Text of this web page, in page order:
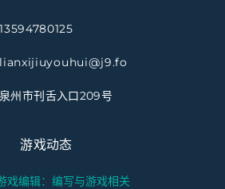
13594780125
lianxijiuyouhui@j9.fo
泉州市刊舌入口209号
游戏动态
戏编辑：编写与游戏相关